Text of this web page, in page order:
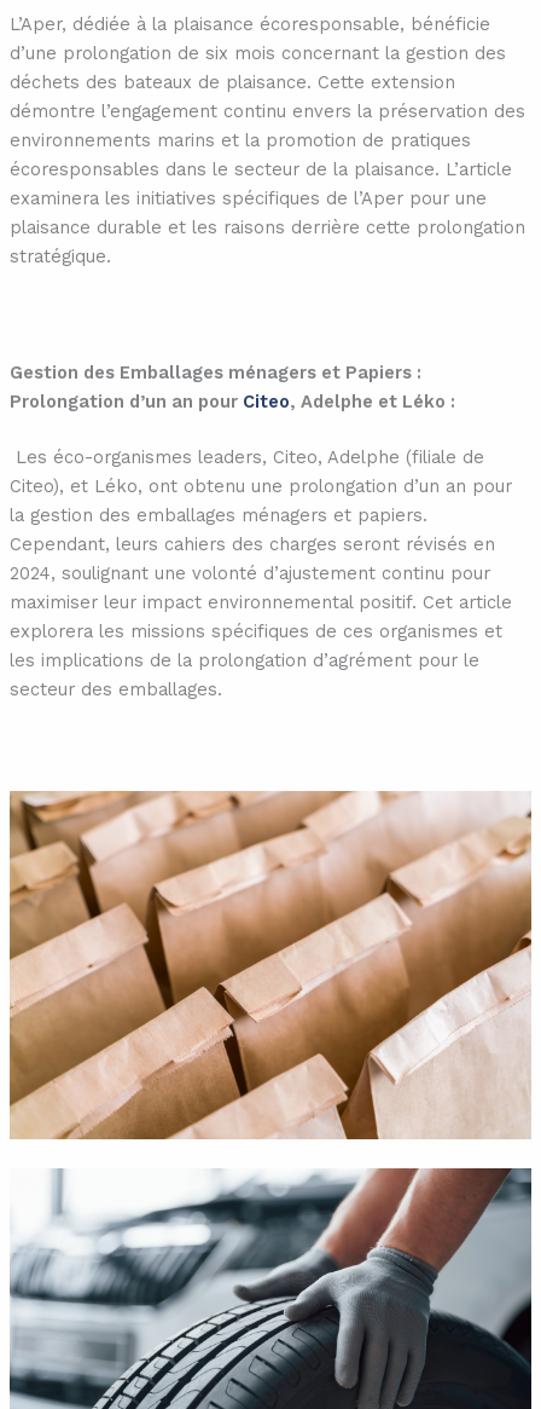
L’Aper, dédiée à la plaisance écoresponsable, bénéficie
d’une prolongation de six mois concernant la gestion des
déchets des bateaux de plaisance. Cette extension
démontre l’engagement continu envers la préservation des
environnements marins et la promotion de pratiques
écoresponsables dans le secteur de la plaisance. L’article
examinera les initiatives spécifiques de l’Aper pour une
plaisance durable et les raisons derrière cette prolongation
stratégique.
Gestion des Emballages ménagers et Papiers :
Prolongation d’un an pour Citeo, Adelphe et Léko :
Les éco-organismes leaders, Citeo, Adelphe (filiale de
Citeo), et Léko, ont obtenu une prolongation d’un an pour
la gestion des emballages ménagers et papiers.
Cependant, leurs cahiers des charges seront révisés en
2024, soulignant une volonté d’ajustement continu pour
maximiser leur impact environnemental positif. Cet article
explorera les missions spécifiques de ces organismes et
les implications de la prolongation d’agrément pour le
secteur des emballages.